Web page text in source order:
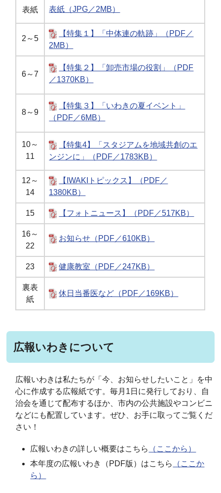
表紙 表紙（JPG／2MB）
2～5
【特集１】「中体連の軌跡」（PDF／
2MB）
6～7
【特集２】「卸売市場の役割」（PDF
／1370KB）
8～9
【特集３】「いわきの夏イベント」
（PDF／6MB）
10～
11
【特集4】「スタジアムを地域共創のエ
ンジンに」（PDF／1783KB）
12～
14
【IWAKIトピックス】（PDF／
1380KB）
15 【フォトニュース】（PDF／517KB）
16～
22
お知らせ（PDF／610KB）
23 健康教室（PDF／247KB）
裏表
紙
休日当番医など（PDF／169KB）
広報いわきについて
広報いわきは私たちが「今、お知らせしたいこと」を中
心に作成する広報紙です。毎月1日に発行しており、自
治会を通じて配布するほか、市内の公共施設やコンビニ
などにも配置しています。ぜひ、お手に取ってご覧くだ
さい！
広報いわきの詳しい概要はこちら
（ここから）
本年度の広報いわき（PDF版）はこちら
（ここか
ら）